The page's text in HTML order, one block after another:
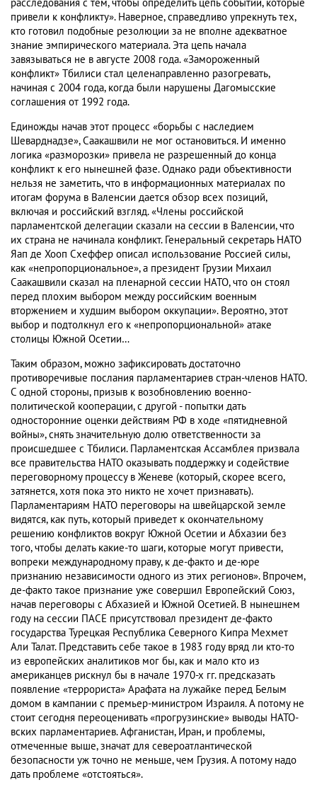
расследования с тем, чтобы определить цепь событий, которые
привели к конфликту». Наверное, справедливо упрекнуть тех,
кто готовил подобные резолюции за не вполне адекватное
знание эмпирического материала. Эта цепь начала
завязываться не в августе 2008 года. «Замороженный
конфликт» Тбилиси стал целенаправленно разогревать,
начиная с 2004 года, когда были нарушены Дагомысские
соглашения от 1992 года.
Единожды начав этот процесс «борьбы с наследием
Шеварднадзе», Саакашвили не мог остановиться. И именно
логика «разморозки» привела не разрешенный до конца
конфликт к его нынешней фазе. Однако ради объективности
нельзя не заметить, что в информационных материалах по
итогам форума в Валенсии дается обзор всех позиций,
включая и российский взгляд. «Члены российской
парламентской делегации сказали на сессии в Валенсии, что
их страна не начинала конфликт. Генеральный секретарь НАТО
Яап де Хооп Схеффер описал использование Россией силы,
как «непропорциональное», а президент Грузии Михаил
Саакашвили сказал на пленарной сессии НАТО, что он стоял
перед плохим выбором между российским военным
вторжением и худшим выбором оккупации». Вероятно, этот
выбор и подтолкнул его к «непропорциональной» атаке
столицы Южной Осетии…
Таким образом, можно зафиксировать достаточно
противоречивые послания парламентариев стран-членов НАТО.
С одной стороны, призыв к возобновлению военно-
политической кооперации, с другой - попытки дать
односторонние оценки действиям РФ в ходе «пятидневной
войны», снять значительную долю ответственности за
происшедшее с Тбилиси. Парламентская Ассамблея призвала
все правительства НАТО оказывать поддержку и содействие
переговорному процессу в Женеве (который, скорее всего,
затянется, хотя пока это никто не хочет признавать).
Парламентариям НАТО переговоры на швейцарской земле
видятся, как путь, который приведет к окончательному
решению конфликтов вокруг Южной Осетии и Абхазии без
того, чтобы делать какие-то шаги, которые могут привести,
вопреки международному праву, к де-факто и де-юре
признанию независимости одного из этих регионов». Впрочем,
де-факто такое признание уже совершил Европейский Союз,
начав переговоры с Абхазией и Южной Осетией. В нынешнем
году на сессии ПАСЕ присутствовал президент де-факто
государства Турецкая Республика Северного Кипра Мехмет
Али Талат. Представить себе такое в 1983 году вряд ли кто-то
из европейских аналитиков мог бы, как и мало кто из
американцев рискнул бы в начале 1970-х гг. предсказать
появление «террориста» Арафата на лужайке перед Белым
домом в кампании с премьер-министром Израиля. А потому не
стоит сегодня переоценивать «прогрузинские» выводы НАТО-
вских парламентариев. Афганистан, Иран, и проблемы,
отмеченные выше, значат для североатлантической
безопасности уж точно не меньше, чем Грузия. А потому надо
дать проблеме «отстояться».